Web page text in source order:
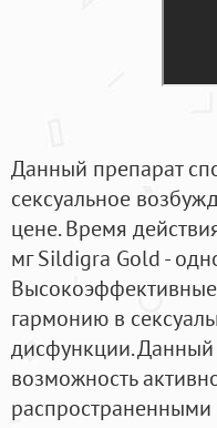
Данный препарат
сексуальное
цене. Время
мг Sildigra Gold -
гармонию в
дисфункции. Данный
возможность